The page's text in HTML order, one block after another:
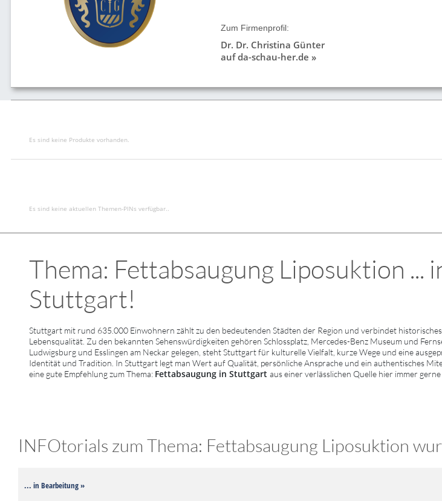
Zum Firmenprofil:
Dr. Dr. Christina Günter
auf da-schau-her.de »
Es sind keine Produkte vorhanden.
Es sind keine aktuellen Themen-PINs verfügbar..
Thema: Fettabsaugung Liposuktion ...
Stuttgart!
Stuttgart mit rund 635.000 Einwohnern zählt zu den bedeutenden Städten der Region und verbindet
Lebensqualität. Zu den bekannten Sehenswürdigkeiten gehören Schlossplatz, Mercedes-Benz Museum und
Ludwigsburg und Esslingen am Neckar gelegen, steht Stuttgart für kulturelle Vielfalt, kurze Wege und eine
Identität und Tradition. In Stuttgart legt man Wert auf Qualität, persönliche Ansprache und ein authentisches
eine gute Empfehlung zum Thema: Fettabsaugung in Stuttgart aus einer verlässlichen Quelle hier immer gerne
INFOtorials zum Thema: Fettabsaugung Liposuktion
... in Bearbeitung »